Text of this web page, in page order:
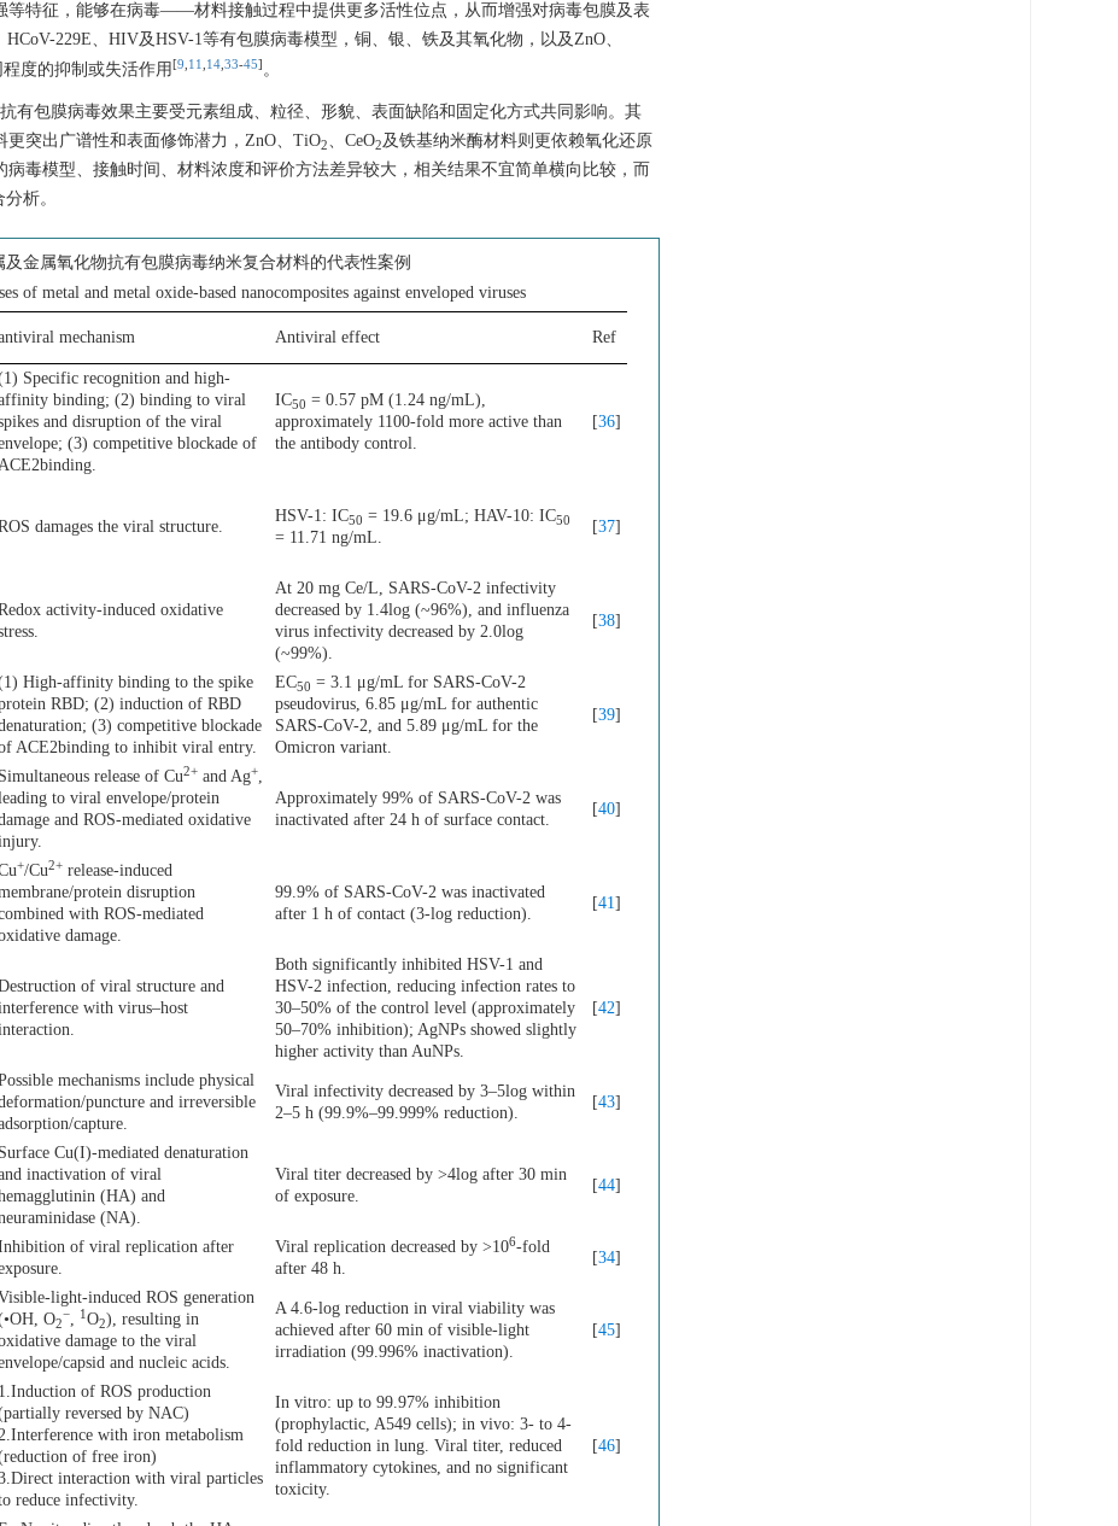
等特征，能够在病毒——材料接触过程中提供更多活性位点，从而增强对病毒包膜及表
229E、HIV及HSV-1等有包膜病毒模型，铜、银、铁及其氧化物，以及ZnO、
度的抑制或失活作用 [9 11 14 33-45] 。
有包膜病毒效果主要受元素组成、粒径、形貌、表面缺陷和固定化方式共同影响。其
突出广谱性和表面修饰潜力，ZnO、TiO2、CeO2及铁基纳米酶材料则更依赖氧化还原
毒模型、接触时间、材料浓度和评价方法差异较大，相关结果不宜简单横向比较，而
析。
及金属氧化物抗有包膜病毒纳米复合材料的代表性案例
of metal and metal oxide-based nanocomposites against enveloped viruses
mechanism Antiviral effect Ref
Specific recognition and high-
binding; (2) binding to viral
and disruption of the viral
(3) competitive blockade of
IC50 = 0.57 pM (1.24 ng/mL),
approximately 1100-fold more active than
the antibody control.
[36]
damages the viral structure.
HSV-1: IC50 = 19.6 μg/mL; HAV-10: IC50
= 11.71 ng/mL.
[37]
activity-induced oxidative
At 20 mg Ce/L, SARS-CoV-2 infectivity
decreased by 1.4log (~96%), and influenza
virus infectivity decreased by 2.0log
(~99%).
[38]
High-affinity binding to the spike
RBD; (2) induction of RBD
(3) competitive blockade
ACE2binding to inhibit viral entry.
EC50 = 3.1 μg/mL for SARS-CoV-2
pseudovirus, 6.85 μg/mL for authentic
SARS-CoV-2, and 5.89 μg/mL for the
Omicron variant.
[39]
Simultaneous release of Cu2+ and Ag+,
to viral envelope/protein
and ROS-mediated oxidative
Approximately 99% of SARS-CoV-2 was
inactivated after 24 h of surface contact.
[40]
+/Cu2+ release-induced
protein disruption
with ROS-mediated
damage.
99.9% of SARS-CoV-2 was inactivated
after 1 h of contact (3-log reduction).
[41]
of viral structure and
with virus–host
Both significantly inhibited HSV-1 and
HSV-2 infection, reducing infection rates to
30–50% of the control level (approximately
50–70% inhibition); AgNPs showed slightly
higher activity than AuNPs.
[42]
mechanisms include physical
puncture and irreversible
capture.
Viral infectivity decreased by 3–5log within
2–5 h (99.9%–99.999% reduction).
[43]
Surface Cu(I)-mediated denaturation
inactivation of viral
(HA) and
(NA).
Viral titer decreased by >4log after 30 min
of exposure.
[44]
of viral replication after
Viral replication decreased by >106-fold
after 48 h.
[34]
light-induced ROS generation
O2
−, 1O2), resulting in
damage to the viral
capsid and nucleic acids.
A 4.6-log reduction in viral viability was
achieved after 60 min of visible-light
irradiation (99.996% inactivation).
[45]
1.Induction of ROS production
reversed by NAC)
with iron metabolism
of free iron)
interaction with viral particles
reduce infectivity.
In vitro: up to 99.97% inhibition
(prophylactic, A549 cells); in vivo: 3- to 4-
fold reduction in lung. Viral titer, reduced
inflammatory cytokines, and no significant
toxicity.
[46]